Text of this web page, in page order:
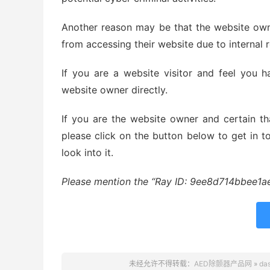
Another reason may be that the website
from accessing their website due to internal
If you are a website visitor and feel you
website owner directly.
If you are the website owner and certain
please click on the button below to get in
look into it.
Please mention the “Ray ID:
未经允许不得转载： AED除颤器产品网 »